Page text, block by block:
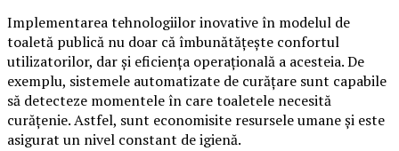
Implementarea tehnologiilor inovative în modelul de
toaletă publică nu doar că îmbunătățește confortul
utilizatorilor, dar și eficiența operațională a acesteia. De
exemplu, sistemele automatizate de curățare sunt capabile
să detecteze momentele în care toaletele necesită
curățenie. Astfel, sunt economisite resursele umane și este
asigurat un nivel constant de igienă.